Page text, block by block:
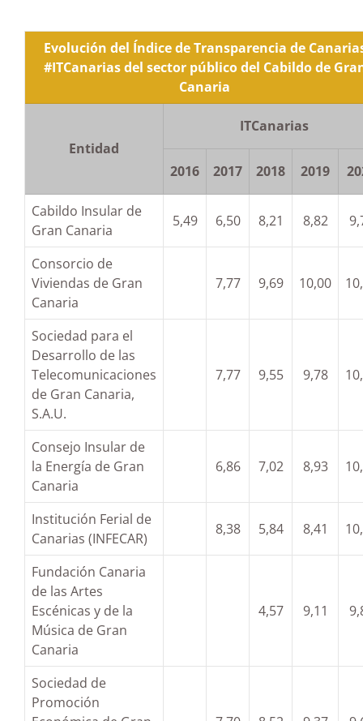
Evolución del Índice de Transparencia de
#ITCanarias del sector público del Cabildo de
Canaria
Entidad
ITCanarias
2016 2017 2018 2019
Cabildo Insular de
Gran Canaria
5,49 6,50 8,21 8,82
Consorcio de
Viviendas de Gran
Canaria
7,77 9,69 10,00
Sociedad para el
Desarrollo de las
Telecomunicaciones
de Gran Canaria,
S.A.U.
7,77 9,55 9,78
Consejo Insular de
la Energía de Gran
Canaria
6,86 7,02 8,93
Institución Ferial de
Canarias (INFECAR)
8,38 5,84 8,41
Fundación Canaria
de las Artes
Escénicas y de la
Música de Gran
Canaria
4,57 9,11
Sociedad de
Promoción